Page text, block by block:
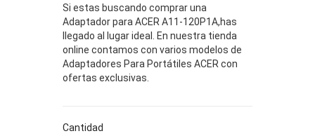
Si estas buscando comprar una
Adaptador para ACER A11-120P1A,has
llegado al lugar ideal. En nuestra tienda
online contamos con varios modelos de
Adaptadores Para Portátiles ACER con
ofertas exclusivas.
Cantidad